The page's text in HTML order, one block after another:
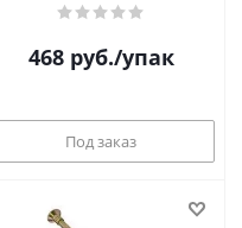
468руб./упак
Под заказ